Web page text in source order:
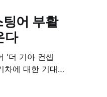
어 부활
다
'더 기아 컨셉
차에 대한 기대감
비전을 상세히